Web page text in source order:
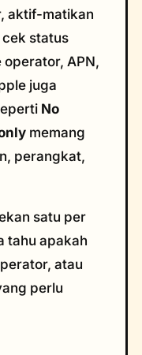
aktif-matikan
status
operator, APN,
juga
No
memang
perangkat,
satu per
tahu apakah
atau
perlu